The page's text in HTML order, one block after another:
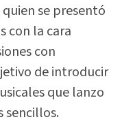
quien se presentó
con la cara
con
de introducir
que lanzo
sencillos.